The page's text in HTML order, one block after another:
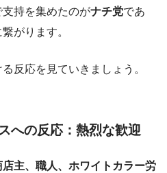
持を集めたのがナチ党であ
繋がります。
反応を見ていきましょう。
への反応：熱烈な歓迎
店主、職人、ホワイトカラー労